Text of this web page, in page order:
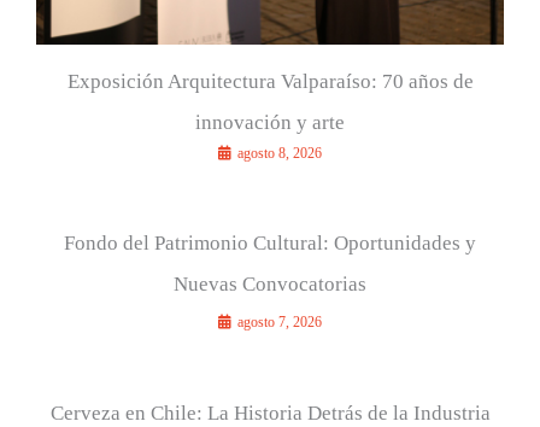
Exposición Arquitectura Valparaíso: 70 años de
innovación y arte
agosto 8, 2026
Fondo del Patrimonio Cultural: Oportunidades y
Nuevas Convocatorias
agosto 7, 2026
Cerveza en Chile: La Historia Detrás de la Industria